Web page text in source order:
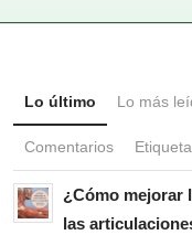
Lo último Lo más
Comentarios
¿Cómo mejorar
las